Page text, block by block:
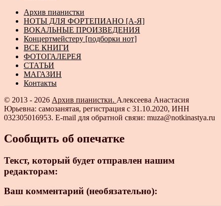
Архив пианистки
НОТЫ ДЛЯ ФОРТЕПИАНО [А-Я]
ВОКАЛЬНЫЕ ПРОИЗВЕДЕНИЯ
Концертмейстеру [подборки нот]
ВСЕ КНИГИ
ФОТОГАЛЕРЕЯ
СТАТЬИ
МАГАЗИН
Контакты
© 2013 - 2026 Архив пианистки. Алексеева Анастасия
Юрьевна: самозанятая, регистрация с 31.10.2020, ИНН
032305016953. E-mail для обратной связи: muza@notkinastya.ru
Сообщить об опечатке
Текст, который будет отправлен нашим
редакторам:
Ваш комментарий (необязательно):